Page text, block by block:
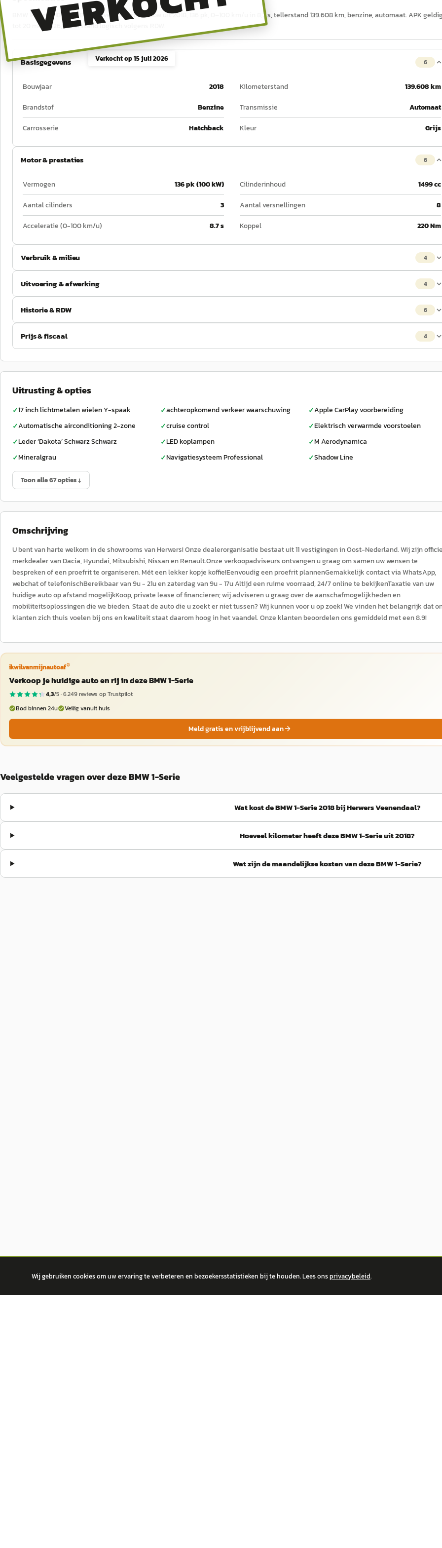
Verkocht op15 juli 2026
BMW 1-Serie 118i High Executive M Sport Shadow uit 2018, 136 pk, 0–100 km/u in 8,7 s, tellerstand 139.608 km, benzine, automaat. APK
tot 20 mei 2026, tellerstand logisch volgens RDW.
Basisgegevens 6
Bouwjaar 2018 Kilometerstand
139.608 km
Brandstof
Benzine Transmissie
Automaat
Carrosserie
Hatchback Kleur Grijs
Motor & prestaties 6
Vermogen 136 pk (100 kW) Cilinderinhoud
1499 cc
Aantal cilinders
3 Aantal versnellingen
8
Acceleratie (0-100 km/u)
8.7 s Koppel 220 Nm
Verbruik & milieu 4
Uitvoering & afwerking 4
Historie & RDW 6
Prijs & fiscaal 4
Uitrusting & opties
✓17 inch lichtmetalen wielen Y-spaak ✓achteropkomend verkeer waarschuwing ✓Apple CarPlay voorbereiding
✓Automatische airconditioning 2-zone ✓cruise control ✓Elektrisch verwarmde voorstoelen
✓Leder ‘Dakota’ Schwarz Schwarz ✓LED koplampen ✓M Aerodynamica
✓Mineralgrau ✓Navigatiesysteem Professional ✓Shadow Line
Toon alle 67 opties ↓
Omschrijving
U bent van harte welkom in de showrooms van Herwers! Onze dealerorganisatie bestaat uit 11 vestigingen in Oost-Nederland. Wij zijn
merkdealer van Dacia, Hyundai, Mitsubishi, Nissan en Renault.Onze verkoopadviseurs ontvangen u graag om samen uw wensen te
bespreken of een proefrit te organiseren. Mét een lekker kopje koffie!Eenvoudig een proefrit plannenGemakkelijk contact via WhatsApp,
webchat of telefonischBereikbaar van 9u - 21u en zaterdag van 9u - 17u Altijd een ruime voorraad, 24/7 online te bekijkenTaxatie van uw
huidige auto op afstand mogelijkKoop, private lease of financieren; wij adviseren u graag over de aanschafmogelijkheden en
mobiliteitsoplossingen die we bieden. Staat de auto die u zoekt er niet tussen? Wij kunnen voor u op zoek! We vinden het belangrijk dat
klanten zich thuis voelen bij ons en kwaliteit staat daarom hoog in het vaandel. Onze klanten beoordelen ons gemiddeld met een 8.9!
ikwilvanmijnautoaf®
Verkoop je huidige auto en rij in deze BMW 1-Serie
4,3/5 ·6.249reviews op Trustpilot
Bod binnen 24u
Veilig vanuit huis
Meld gratis en vrijblijvend aan
Veelgestelde vragen over deze BMW 1-Serie
Wat kost de BMW 1-Serie 2018 bij Herwers Veenendaal?
Hoeveel kilometer heeft deze BMW 1-Serie uit 2018?
Wat zijn de maandelijkse kosten van deze BMW 1-Serie?
Wij gebruiken cookies om uw ervaring te verbeteren en bezoekersstatistieken bij te houden. Lees onsprivacybeleid.